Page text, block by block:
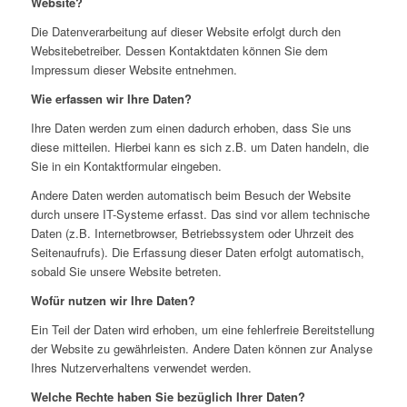
Die Datenverarbeitung auf dieser Website erfolgt durch den
Websitebetreiber. Dessen Kontaktdaten können Sie dem
Impressum dieser Website entnehmen.
Wie erfassen wir Ihre Daten?
Ihre Daten werden zum einen dadurch erhoben, dass Sie uns
diese mitteilen. Hierbei kann es sich z.B. um Daten handeln, die
Sie in ein Kontaktformular eingeben.
Andere Daten werden automatisch beim Besuch der Website
durch unsere IT-Systeme erfasst. Das sind vor allem technische
Daten (z.B. Internetbrowser, Betriebssystem oder Uhrzeit des
Seitenaufrufs). Die Erfassung dieser Daten erfolgt automatisch,
sobald Sie unsere Website betreten.
Wofür nutzen wir Ihre Daten?
Ein Teil der Daten wird erhoben, um eine fehlerfreie Bereitstellung
der Website zu gewährleisten. Andere Daten können zur Analyse
Ihres Nutzerverhaltens verwendet werden.
Welche Rechte haben Sie bezüglich Ihrer Daten?